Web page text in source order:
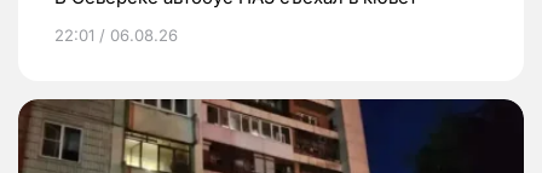
22:01 / 06.08.26